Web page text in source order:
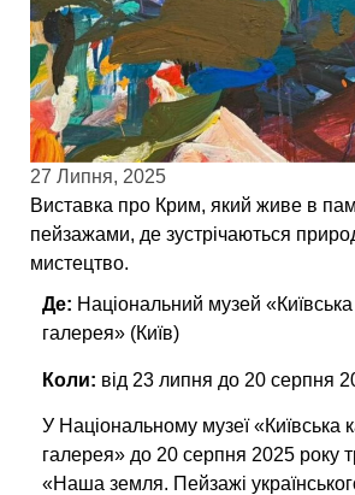
27 Липня, 2025
Виставка про Крим, який живе в
пейзажами, де зустрічаються
мистецтво.
Де: Нацiональний музей
галерея» (Київ)
Коли: від 23 липня до 20 серпня
У Національному музеї «Київська
галерея» до 20 серпня 2025 року
«Наша земля. Пейзажі